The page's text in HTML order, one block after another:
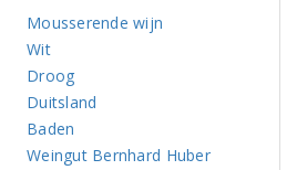
Mousserende wijn
Wit
Droog
Duitsland
Baden
Weingut Bernhard Huber